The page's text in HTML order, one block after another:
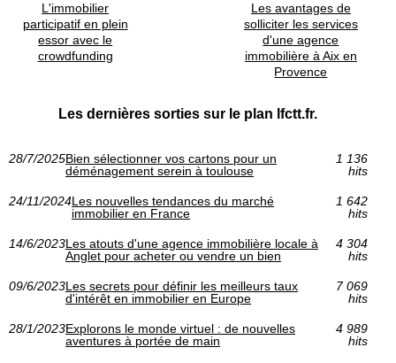
L'immobilier
participatif en plein
essor avec le
crowdfunding
Les avantages de
solliciter les services
d'une agence
immobilière à Aix en
Provence
Les dernières sorties sur le plan lfctt.fr.
28/7/2025Bien sélectionner vos cartons pour un
déménagement serein à toulouse
1 136
hits
24/11/2024Les nouvelles tendances du marché
immobilier en France
1 642
hits
14/6/2023Les atouts d'une agence immobilière locale à
Anglet pour acheter ou vendre un bien
4 304
hits
09/6/2023Les secrets pour définir les meilleurs taux
d'intérêt en immobilier en Europe
7 069
hits
28/1/2023Explorons le monde virtuel : de nouvelles
aventures à portée de main
4 989
hits